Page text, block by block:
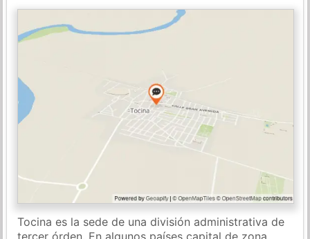
Tocina es la sede de una división administrativa de
tercer órden. En algunos países capital de zona,